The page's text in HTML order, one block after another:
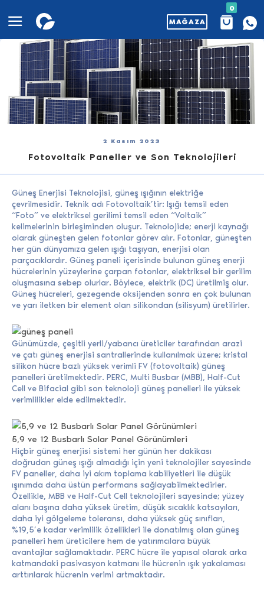
MAĞAZA
0
2 Kasım 2023
Fotovoltaik Paneller ve Son Teknolojileri
Güneş Enerjisi Teknolojisi, güneş ışığının elektriğe
çevrilmesidir. Teknik adı Fotovoltaik’tir: Işığı temsil eden
“Foto” ve elektriksel gerilimi temsil eden “Voltaik”
kelimelerinin birleşiminden oluşur. Teknolojide; enerji kaynağı
olarak güneşten gelen fotonlar görev alır. Fotonlar, güneşten
her gün dünyamıza gelen ışığı taşıyan, enerjisi olan
parçacıklardır. Güneş paneli içerisinde bulunan güneş enerji
hücrelerinin yüzeylerine çarpan fotonlar, elektriksel bir gerilim
oluşmasına sebep olurlar. Böylece, elektrik (DC) üretilmiş olur.
Güneş hücreleri, gezegende oksijenden sonra en çok bulunan
ve yarı iletken bir element olan silikondan (silisyum) üretilirler.
Günümüzde, çeşitli yerli/yabancı üreticiler tarafından arazi
ve çatı güneş enerjisi santrallerinde kullanılmak üzere; kristal
silikon hücre bazlı yüksek verimli FV (fotovoltaik) güneş
panelleri üretilmektedir. PERC, Multi Busbar (MBB), Half-Cut
Cell ve Bifacial gibi son teknoloji güneş panelleri ile yüksek
verimlilikler elde edilmektedir.
5,9 ve 12 Busbarlı Solar Panel Görünümleri
Hiçbir güneş enerjisi sistemi her günün her dakikası
doğrudan güneş ışığı almadığı için yeni teknolojiler sayesinde
FV paneller, daha iyi akım toplama kabiliyetleri ile düşük
ışınımda daha üstün performans sağlayabilmektedirler.
Özellikle, MBB ve Half-Cut Cell teknolojileri sayesinde; yüzey
alanı başına daha yüksek üretim, düşük sıcaklık katsayıları,
daha iyi gölgeleme toleransı, daha yüksek güç sınıfları,
%19,5’e kadar verimlilik özellikleri ile donatılmış olan güneş
panelleri hem üreticilere hem de yatırımcılara büyük
avantajlar sağlamaktadır. PERC hücre ile yapısal olarak arka
katmandaki pasivasyon katmanı ile hücrenin ışık yakalaması
arttırılarak hücrenin verimi artmaktadır.